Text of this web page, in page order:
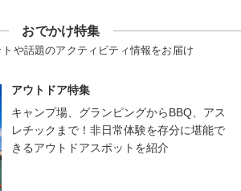
おでかけ特集
や話題のアクティビティ情報をお届け
アウトドア特集
キャンプ場、グランピングからBBQ、アス
レチックまで！非日常体験を存分に堪能で
きるアウトドアスポットを紹介